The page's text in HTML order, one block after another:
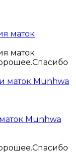
маток
маток
Munhwa